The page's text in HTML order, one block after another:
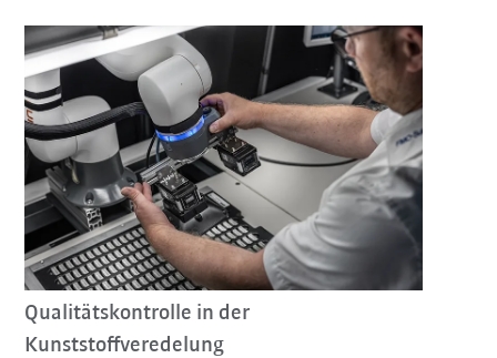
Qualitätskontrolle in der
Kunststoffveredelung